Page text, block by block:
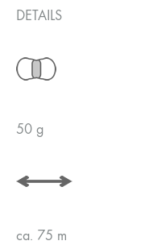
DETAILS
50 g
ca. 75 m